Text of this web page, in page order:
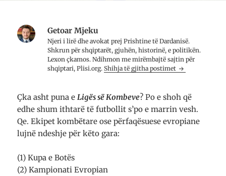
Getoar Mjeku
Njeri i lirë dhe avo­kat prej Prish­tine të Dar­da­nisë.
Shkrun për shqip­tarët, gju­hën, histo­rinë, e poli­ti­kën.
Lexon çkamos. Ndih­mon me mirë­mbajtë saj­tin për
shqip­tari, Plisi.org.Shihja të gjitha postimet
Çka asht puna e Ligës së Kombeve? Po e shoh që
edhe shum ithtarë të futbollit s’po e marrin vesh.
Qe. Ekipet kom­bë­tare ose për­faqë­suese evropiane
lujnë ndeshje për këto gara:
(1) Kupa e Botës
(2) Kampionati Evropian